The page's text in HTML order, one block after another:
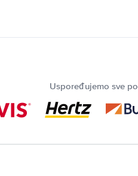
Uspoređujemo sve